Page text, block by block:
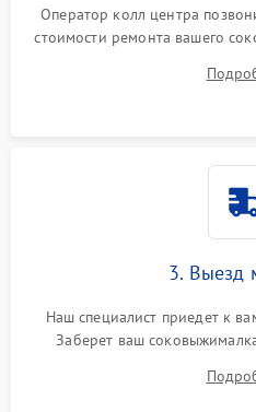
Оператор колл центра
стоимости ремонта вашего
3. Выезд
Наш специалист приедет к
Заберет ваш